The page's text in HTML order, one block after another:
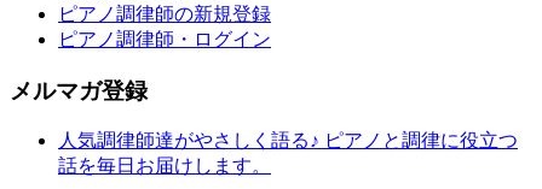
ピアノ調律師の新規登録
ピアノ調律師・ログイン
メルマガ登録
人気調律師達がやさしく語る♪ ピアノと調律に役立つ
話を毎日お届けします。